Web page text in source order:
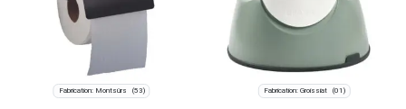
Fabrication: Montsûrs (53) Fabrication: Groissiat (01)